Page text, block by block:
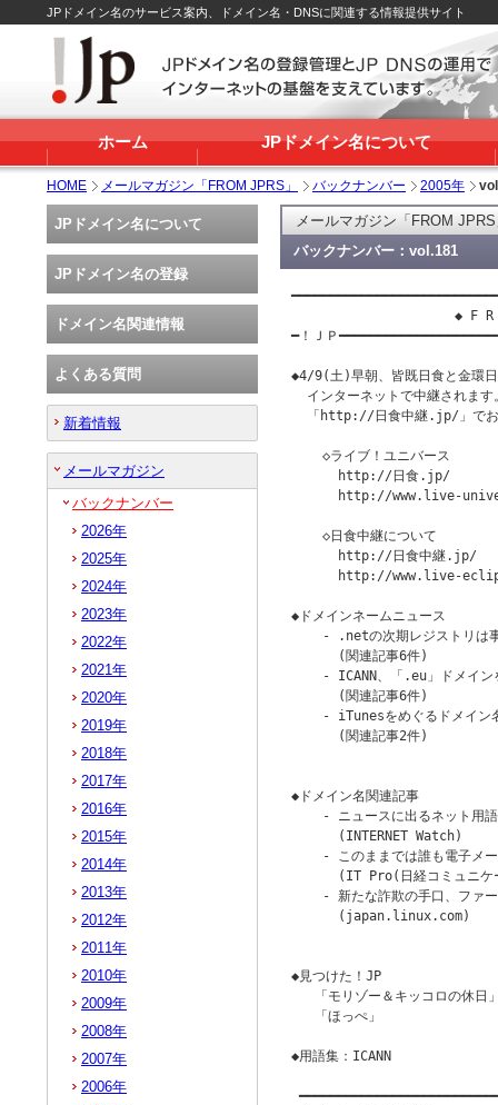
JPドメイン名のサービス案内、ドメイン名・DNSに関連する情報提供サイト
ホーム JPドメイン名について
HOME メールマガジン「FROM JPRS」 バックナンバー 2005年
メールマガジン「FROM
バックナンバー：vol.181
◆ F
━！ＪＰ
◆4/9(土)早朝、皆既日食と金環
インターネットで中継されま
「http://日食中継.jp/」で
    ◇ライブ！ユニバース
      http://日食.jp/
http://www.live-
    ◇日食中継について
      http://日食中継.jp/
http://www.live-
◆ドメインネームニュース
- .netの次期レジストリは
      (関連記事6件)
- ICANN、「.eu」ドメイン
      (関連記事6件)
- iTunesをめぐるドメイン
      (関連記事2件)
◆ドメイン名関連記事
- ニュースに出るネット用
      (INTERNET Watch)
- このままでは誰も電子メ
(IT Pro(日経コミュニケ
- 新たな詐欺の手口、ファ
      (japan.linux.com)
◆見つけた！JP
「モリゾー＆キッコロの休日
   「ほっぺ」
◆用語集：ICANN
JPドメイン名について
JPドメイン名の登録
ドメイン名関連情報
よくある質問
新着情報
メールマガジン
バックナンバー
2026年
2025年
2024年
2023年
2022年
2021年
2020年
2019年
2018年
2017年
2016年
2015年
2014年
2013年
2012年
2011年
2010年
2009年
2008年
2007年
2006年